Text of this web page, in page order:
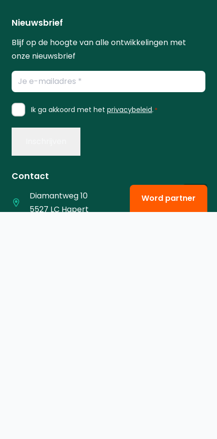
Nieuwsbrief
Blijf op de hoogte van alle ontwikkelingen met
onze nieuwsbrief
E-
mailadres
*
Instemming
Ik ga akkoord met het privacybeleid. *
Contact
Diamantweg 10
5527 LC Hapert
Word partner